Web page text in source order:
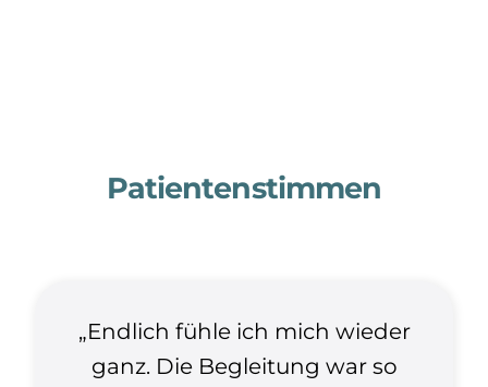
Patientenstimmen
„Endlich fühle ich mich wieder
ganz. Die Begleitung war so